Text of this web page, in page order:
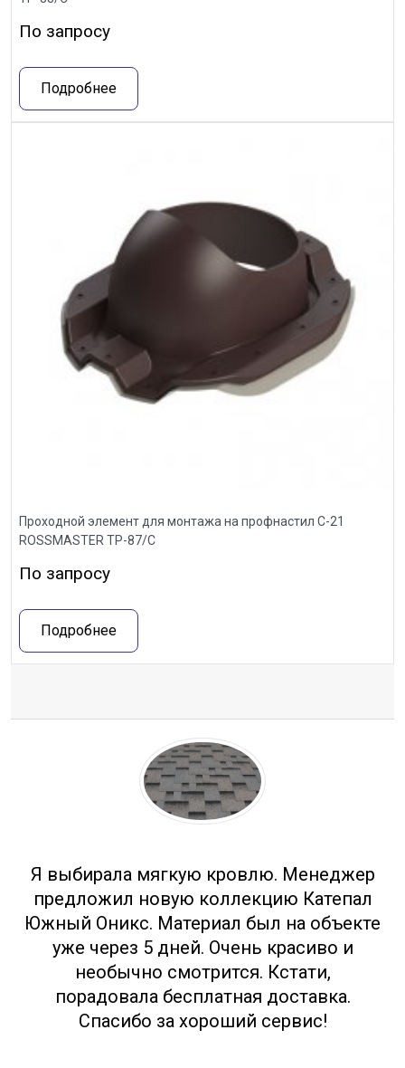
По запросу
Подробнее
Проходной элемент для монтажа на профнастил С-21
ROSSMASTER ТР-87/С
По запросу
Подробнее
Я выбирала мягкую кровлю. Менеджер
предложил новую коллекцию Катепал
Южный Оникс. Материал был на объекте
уже через 5 дней. Очень красиво и
необычно смотрится. Кстати,
порадовала бесплатная доставка.
Спасибо за хороший сервис!